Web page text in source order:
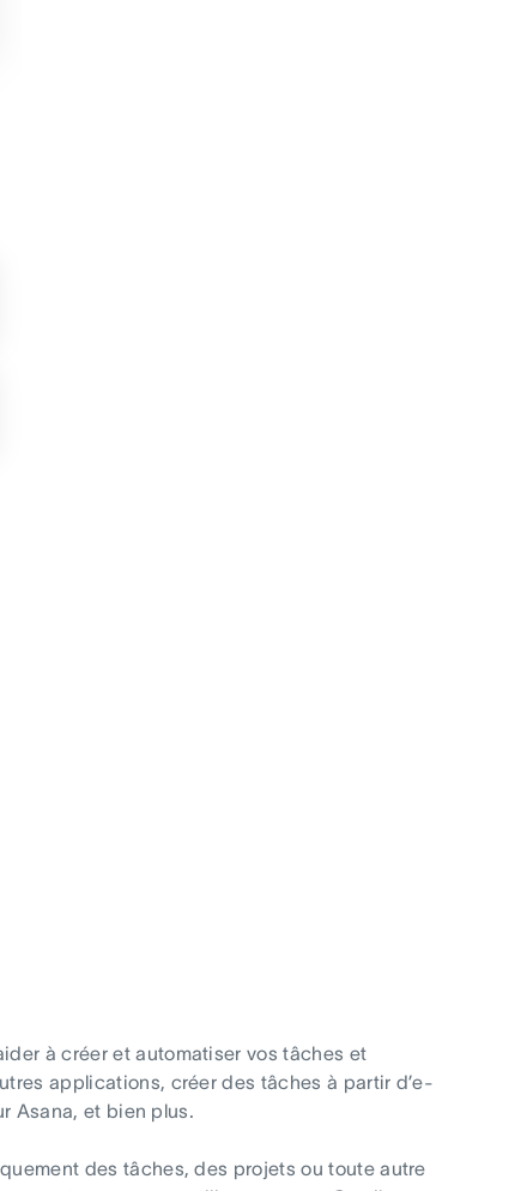
à créer et automatiser vos tâches et
applications, créer des tâches à partir d’e-
Asana, et bien plus.
des tâches, des projets ou toute autre